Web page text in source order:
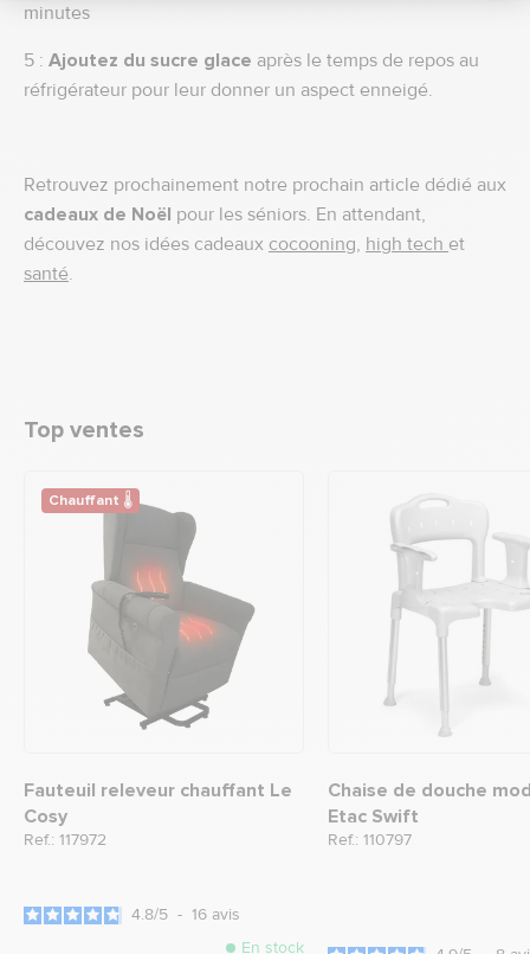
minutes
5 : Ajoutez du sucre glace après le temps de repos au
réfrigérateur pour leur donner un aspect enneigé.
Retrouvez prochainement notre prochain article dédié aux
cadeaux de Noël pour les séniors. En attendant,
découvez nos idées cadeaux cocooning, high tech et
santé.
Top ventes
Chauffant 🌡
Fauteuil releveur chauffant Le
Cosy
Ref.: 117972
4.8/5 - 16 avis
En stock
Chaise de douche
Etac Swift
Ref.: 110797